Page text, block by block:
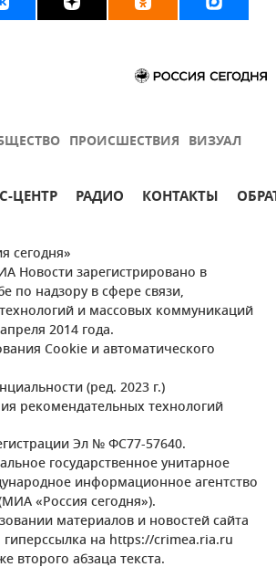
ПРОИСШЕСТВИЯ ВИЗУАЛ
ЦЕНТР РАДИО КОНТАКТЫ
сегодня»
Новости зарегистрировано в
по надзору в сфере связи,
и массовых коммуникаций
2014 года.
Cookie и автоматического
(ред. 2023 г.)
рекомендательных технологий
Эл № ФС77-57640.
государственное унитарное
информационное агентство
«Россия сегодня»).
материалов и новостей сайта
на https://crimea.ria.ru
второго абзаца текста.